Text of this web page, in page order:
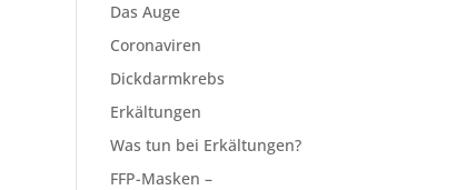
Das Auge
Coronaviren
Dickdarmkrebs
Erkältungen
Was tun bei Erkältungen?
FFP-Masken –